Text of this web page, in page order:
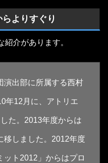
よりすぐり
介があります。
演出部に所属する西村
年12月に、アトリエ
た。2013年度からは
移しました。2012年度
ット2012」からはプロ